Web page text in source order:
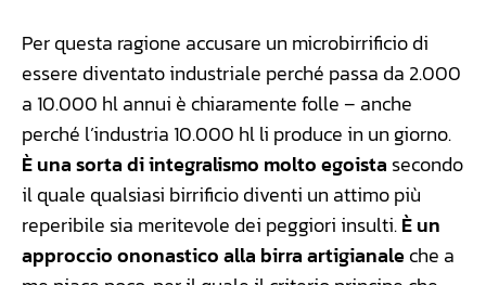
Per questa ragione accusare un microbirrificio di
essere diventato industriale perché passa da 2.000
a 10.000 hl annui è chiaramente folle – anche
perché l’industria 10.000 hl li produce in un giorno.
È una sorta di integralismo molto egoista secondo
il quale qualsiasi birrificio diventi un attimo più
reperibile sia meritevole dei peggiori insulti.È un
approccio ononastico alla birra artigianaleche a